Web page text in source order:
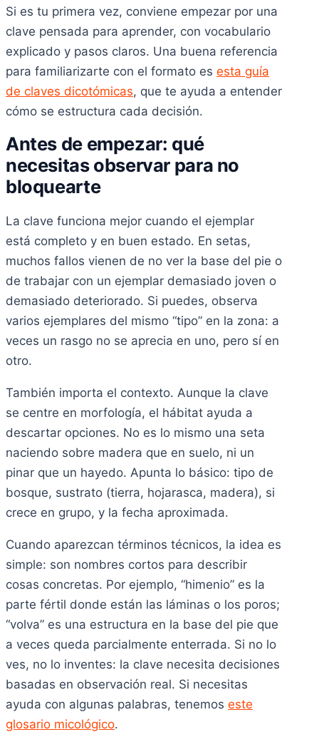
Si es tu primera vez, conviene empezar por una
clave pensada para aprender, con vocabulario
explicado y pasos claros. Una buena referencia
para familiarizarte con el formato es esta guía
de claves dicotómicas, que te ayuda a entender
cómo se estructura cada decisión.
Antes de empezar: qué
necesitas observar para no
bloquearte
La clave funciona mejor cuando el ejemplar
está completo y en buen estado. En setas,
muchos fallos vienen de no ver la base del pie o
de trabajar con un ejemplar demasiado joven o
demasiado deteriorado. Si puedes, observa
varios ejemplares del mismo “tipo” en la zona: a
veces un rasgo no se aprecia en uno, pero sí en
otro.
También importa el contexto. Aunque la clave
se centre en morfología, el hábitat ayuda a
descartar opciones. No es lo mismo una seta
naciendo sobre madera que en suelo, ni un
pinar que un hayedo. Apunta lo básico: tipo de
bosque, sustrato (tierra, hojarasca, madera), si
crece en grupo, y la fecha aproximada.
Cuando aparezcan términos técnicos, la idea es
simple: son nombres cortos para describir
cosas concretas. Por ejemplo, “himenio” es la
parte fértil donde están las láminas o los poros;
“volva” es una estructura en la base del pie que
a veces queda parcialmente enterrada. Si no lo
ves, no lo inventes: la clave necesita decisiones
basadas en observación real. Si necesitas
ayuda con algunas palabras, tenemos este
glosario micológico.